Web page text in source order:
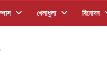
খেলাধুলা বিনোদন